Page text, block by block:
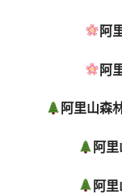
阿
阿
阿里山森
阿里
阿里